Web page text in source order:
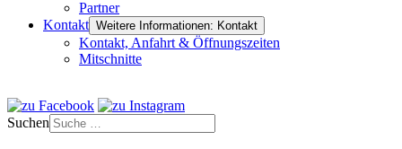
Partner
Kontakt Weitere Informationen: Kontakt
Kontakt, Anfahrt & Öffnungszeiten
Mitschnitte
Suchen